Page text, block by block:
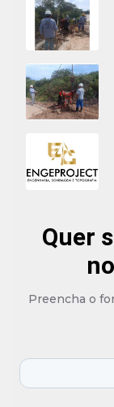
Quer
Preencha o